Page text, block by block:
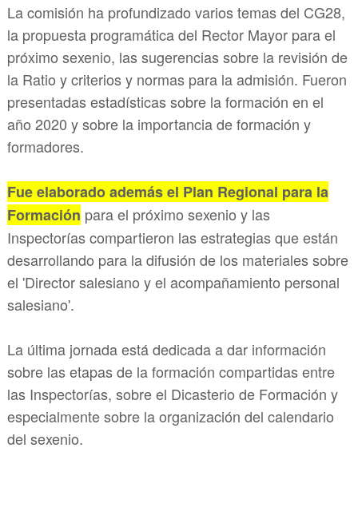
La comisión ha profundizado varios temas del CG28,
la propuesta programática del Rector Mayor para el
próximo sexenio, las sugerencias sobre la revisión de
la Ratio y criterios y normas para la admisión. Fueron
presentadas estadísticas sobre la formación en el
año 2020 y sobre la importancia de formación y
formadores.
Fue elaborado además el Plan Regional para la
Formación para el próximo sexenio y las
Inspectorías compartieron las estrategias que están
desarrollando para la difusión de los materiales sobre
el 'Director salesiano y el acompañamiento personal
salesiano'.
La última jornada está dedicada a dar información
sobre las etapas de la formación compartidas entre
las Inspectorías, sobre el Dicasterio de Formación y
especialmente sobre la organización del calendario
del sexenio.